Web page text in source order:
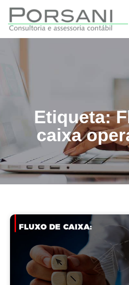
Etiqueta:
caixa